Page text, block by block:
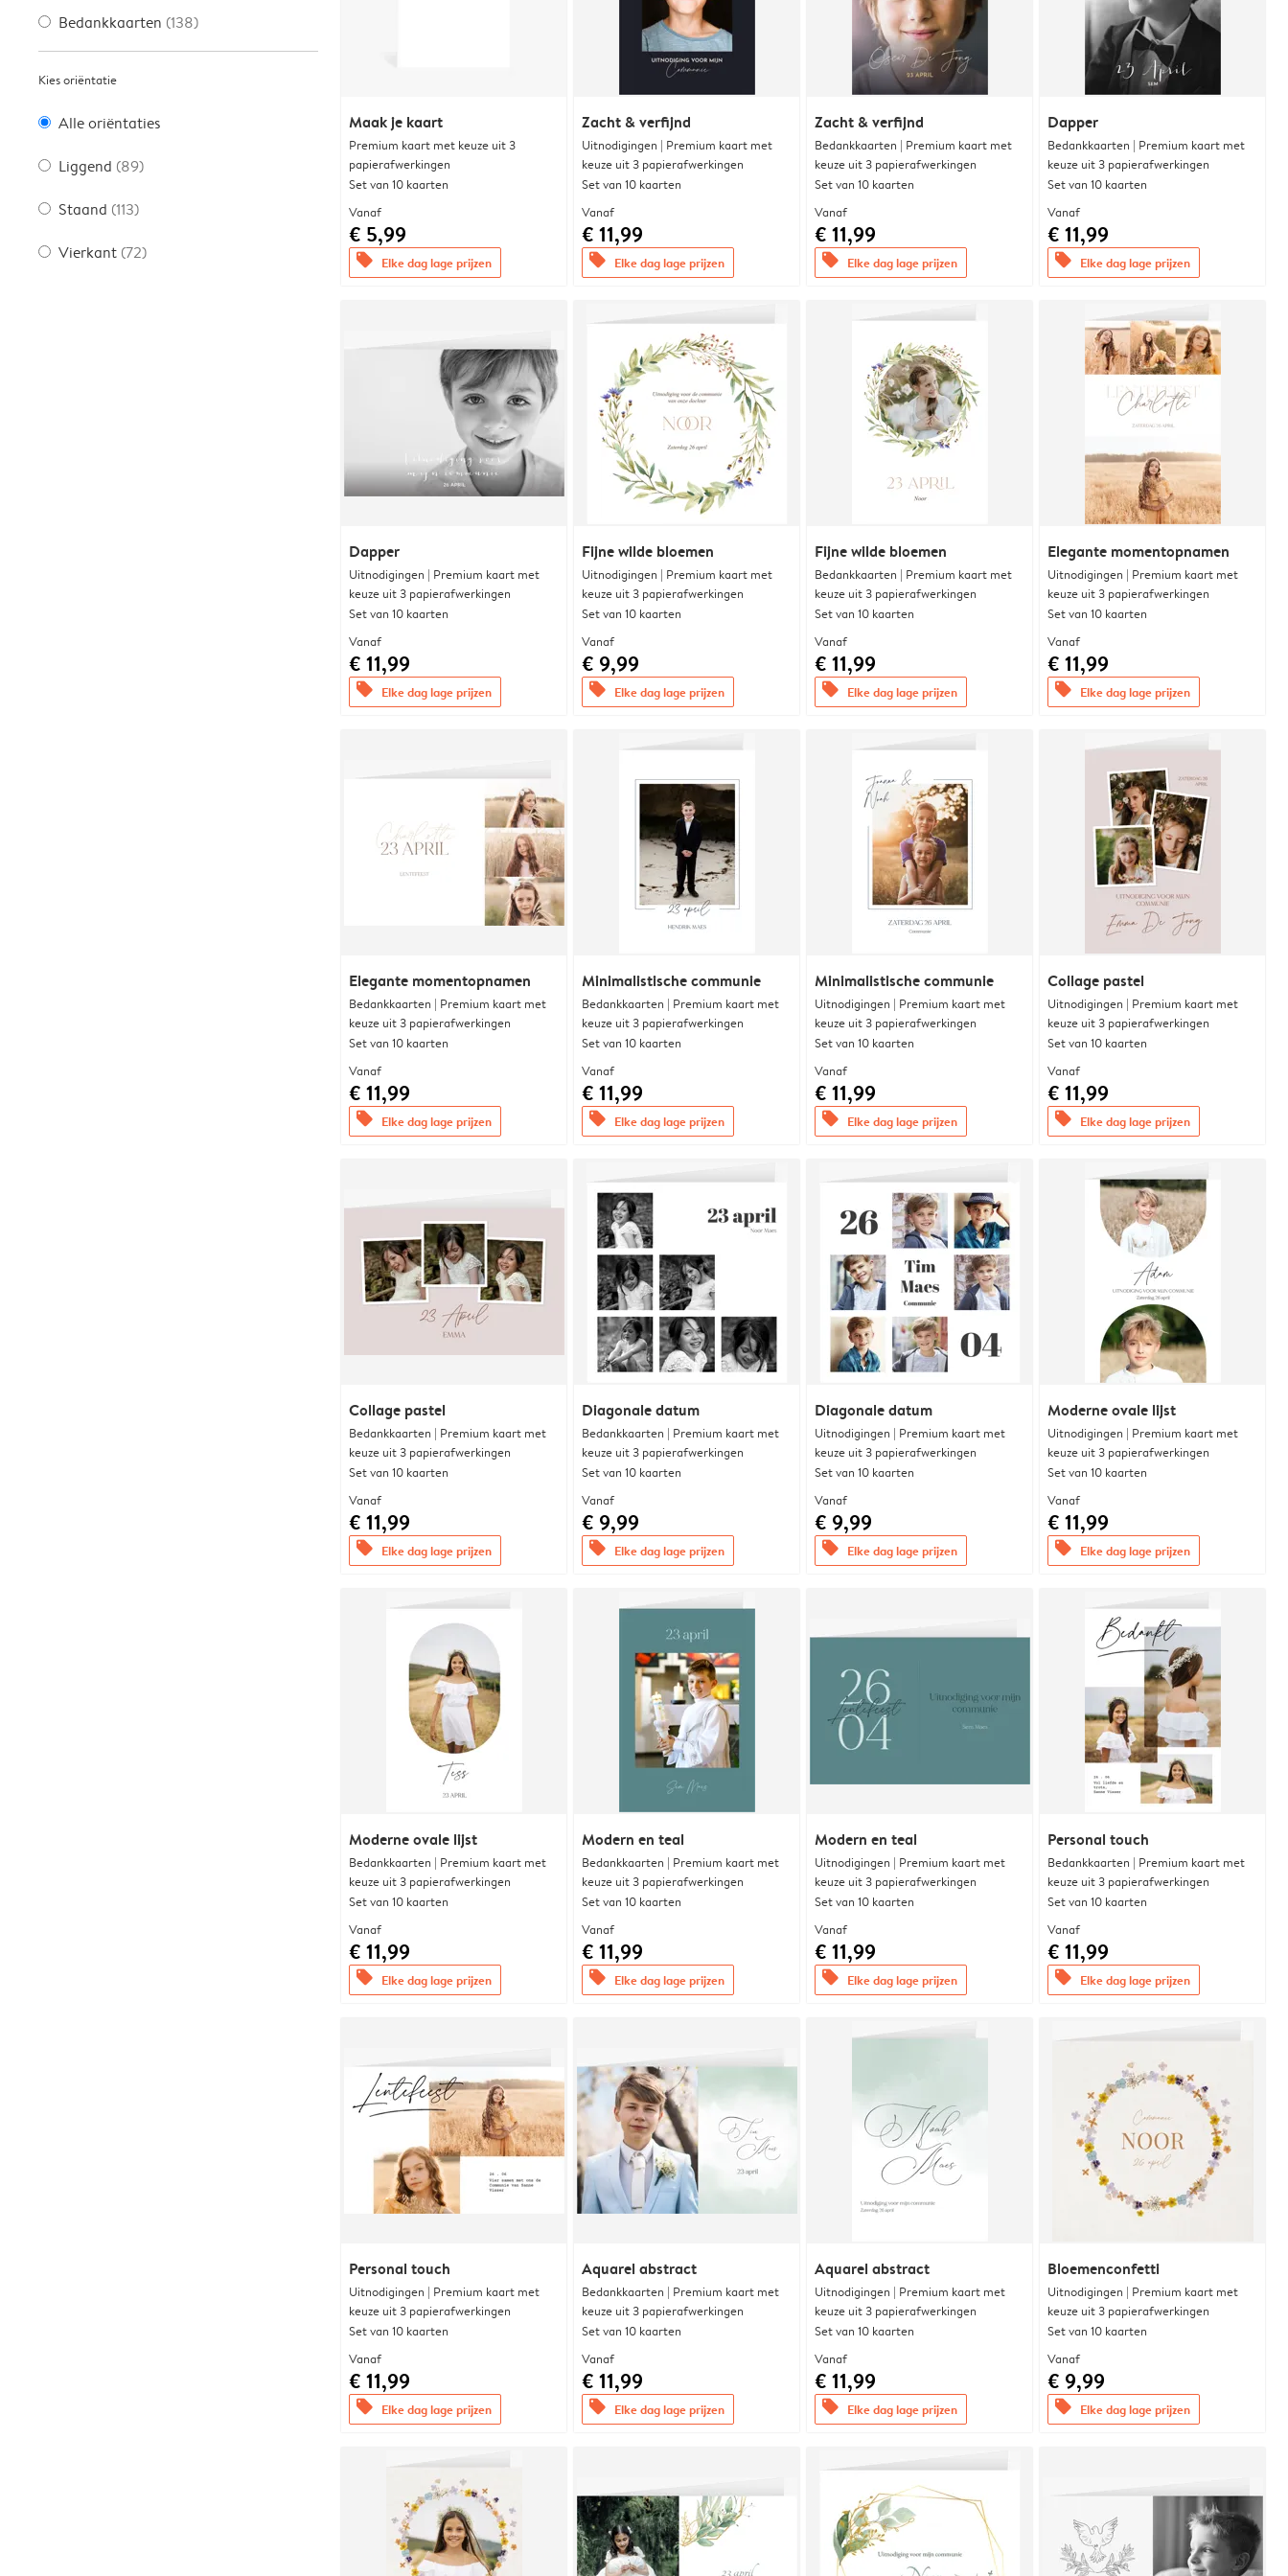
Bedankkaarten (138)
Kies oriëntatie
Alle oriëntaties
Liggend (89)
Staand (113)
Vierkant (72)
Maak je kaart
Premium kaart met keuze uit 3
papierafwerkingen
Set van 10 kaarten
Vanaf
€ 5,99
offers Elke dag lage prijzen
Zacht & verfijnd
Uitnodigingen | Premium kaart met
keuze uit 3 papierafwerkingen
Set van 10 kaarten
Vanaf
€ 11,99
offers Elke dag lage prijzen
Zacht & verfijnd
Bedankkaarten | Premium kaart met
keuze uit 3 papierafwerkingen
Set van 10 kaarten
Vanaf
€ 11,99
offers Elke dag lage prijzen
Dapper
Bedankkaarten | Premium kaart met
keuze uit 3 papierafwerkingen
Set van 10 kaarten
Vanaf
€ 11,99
offers Elke dag lage prijzen
Dapper
Uitnodigingen | Premium kaart met
keuze uit 3 papierafwerkingen
Set van 10 kaarten
Vanaf
€ 11,99
offers Elke dag lage prijzen
Fijne wilde bloemen
Uitnodigingen | Premium kaart met
keuze uit 3 papierafwerkingen
Set van 10 kaarten
Vanaf
€ 9,99
offers Elke dag lage prijzen
Fijne wilde bloemen
Bedankkaarten | Premium kaart met
keuze uit 3 papierafwerkingen
Set van 10 kaarten
Vanaf
€ 11,99
offers Elke dag lage prijzen
Elegante momentopnamen
Uitnodigingen | Premium kaart met
keuze uit 3 papierafwerkingen
Set van 10 kaarten
Vanaf
€ 11,99
offers Elke dag lage prijzen
Elegante momentopnamen
Bedankkaarten | Premium kaart met
keuze uit 3 papierafwerkingen
Set van 10 kaarten
Vanaf
€ 11,99
offers Elke dag lage prijzen
Minimalistische communie
Bedankkaarten | Premium kaart met
keuze uit 3 papierafwerkingen
Set van 10 kaarten
Vanaf
€ 11,99
offers Elke dag lage prijzen
Minimalistische communie
Uitnodigingen | Premium kaart met
keuze uit 3 papierafwerkingen
Set van 10 kaarten
Vanaf
€ 11,99
offers Elke dag lage prijzen
Collage pastel
Uitnodigingen | Premium kaart met
keuze uit 3 papierafwerkingen
Set van 10 kaarten
Vanaf
€ 11,99
offers Elke dag lage prijzen
Collage pastel
Bedankkaarten | Premium kaart met
keuze uit 3 papierafwerkingen
Set van 10 kaarten
Vanaf
€ 11,99
offers Elke dag lage prijzen
Diagonale datum
Bedankkaarten | Premium kaart met
keuze uit 3 papierafwerkingen
Set van 10 kaarten
Vanaf
€ 9,99
offers Elke dag lage prijzen
Diagonale datum
Uitnodigingen | Premium kaart met
keuze uit 3 papierafwerkingen
Set van 10 kaarten
Vanaf
€ 9,99
offers Elke dag lage prijzen
Moderne ovale lijst
Uitnodigingen | Premium kaart met
keuze uit 3 papierafwerkingen
Set van 10 kaarten
Vanaf
€ 11,99
offers Elke dag lage prijzen
Moderne ovale lijst
Bedankkaarten | Premium kaart met
keuze uit 3 papierafwerkingen
Set van 10 kaarten
Vanaf
€ 11,99
offers Elke dag lage prijzen
Modern en teal
Bedankkaarten | Premium kaart met
keuze uit 3 papierafwerkingen
Set van 10 kaarten
Vanaf
€ 11,99
offers Elke dag lage prijzen
Modern en teal
Uitnodigingen | Premium kaart met
keuze uit 3 papierafwerkingen
Set van 10 kaarten
Vanaf
€ 11,99
offers Elke dag lage prijzen
Personal touch
Bedankkaarten | Premium kaart met
keuze uit 3 papierafwerkingen
Set van 10 kaarten
Vanaf
€ 11,99
offers Elke dag lage prijzen
Personal touch
Uitnodigingen | Premium kaart met
keuze uit 3 papierafwerkingen
Set van 10 kaarten
Vanaf
€ 11,99
offers Elke dag lage prijzen
Aquarel abstract
Bedankkaarten | Premium kaart met
keuze uit 3 papierafwerkingen
Set van 10 kaarten
Vanaf
€ 11,99
offers Elke dag lage prijzen
Aquarel abstract
Uitnodigingen | Premium kaart met
keuze uit 3 papierafwerkingen
Set van 10 kaarten
Vanaf
€ 11,99
offers Elke dag lage prijzen
Bloemenconfetti
Uitnodigingen | Premium kaart met
keuze uit 3 papierafwerkingen
Set van 10 kaarten
Vanaf
€ 9,99
offers Elke dag lage prijzen